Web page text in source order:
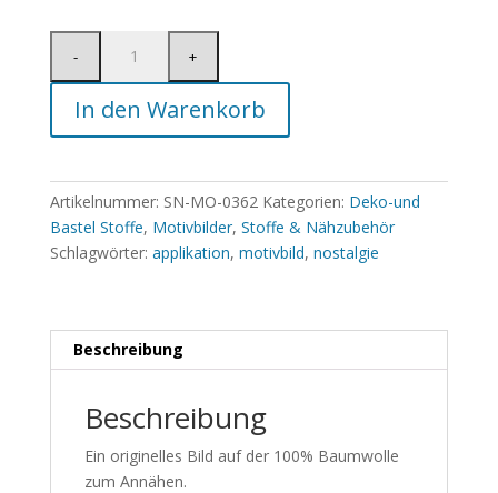
In den Warenkorb
Artikelnummer: SN-MO-0362 Kategorien: Deko-und
Bastel Stoffe, Motivbilder, Stoffe & Nähzubehör
Schlagwörter: applikation, motivbild, nostalgie
Beschreibung
Beschreibung
Ein originelles Bild auf der 100% Baumwolle
zum Annähen.